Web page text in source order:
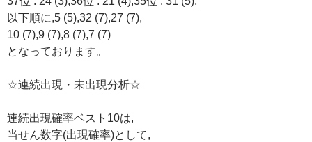
以下順に,5 (5),32 (7),27 (7),
10 (7),9 (7),8 (7),7 (7)
となっております。
☆連続出現・未出現分析☆
連続出現確率ベスト10は,
当せん数字(出現確率)として,